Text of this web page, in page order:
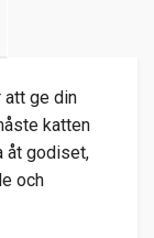
att ge din
katten
åt godiset,
och